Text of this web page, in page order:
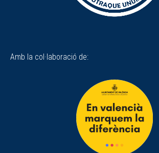
Amb la col·laboració de: